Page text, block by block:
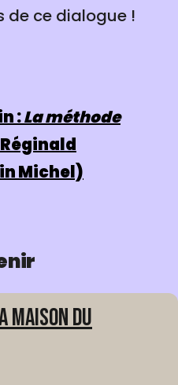
de ce dialogue !
:La méthode
Michel)
Maison du